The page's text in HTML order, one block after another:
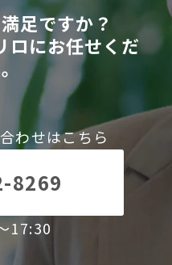
足ですか？
ロにお任せくだ
わせはこちら
8269
17:30